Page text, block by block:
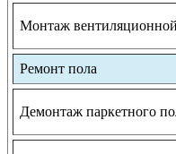
Монтаж
Ремонт пола
Демонтаж паркетного